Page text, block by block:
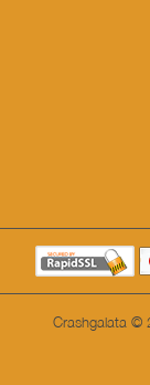
Crashgalata ©